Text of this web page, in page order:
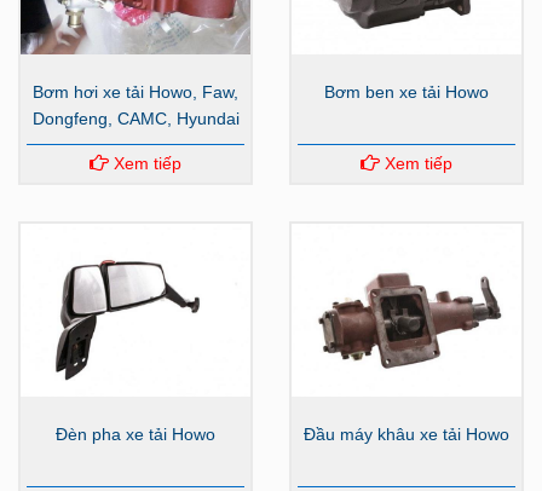
Bơm hơi xe tải Howo, Faw,
Dongfeng, CAMC, Hyundai
Xem tiếp
Bơm ben xe tải Howo
Xem tiếp
Đèn pha xe tải Howo Đầu máy khâu xe tải Howo